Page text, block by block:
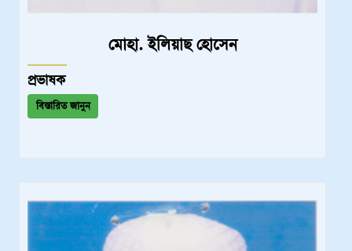
মোহা. ইলিয়াছ হোসেন
প্রভাষক
বিস্তারিত জানুন